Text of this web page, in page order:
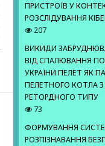
ПРИСТРОЇВ У
РОЗСЛІДУВАННЯ
207
ВИКИДИ
ВІД СПАЛЮВАННЯ
УКРАЇНИ ПЕЛЕТ ЯК
ПЕЛЕТНОГО КОТЛА
РЕТОРДНОГО ТИПУ
73
ФОРМУВАННЯ
РОЗПІЗНАВАННЯ